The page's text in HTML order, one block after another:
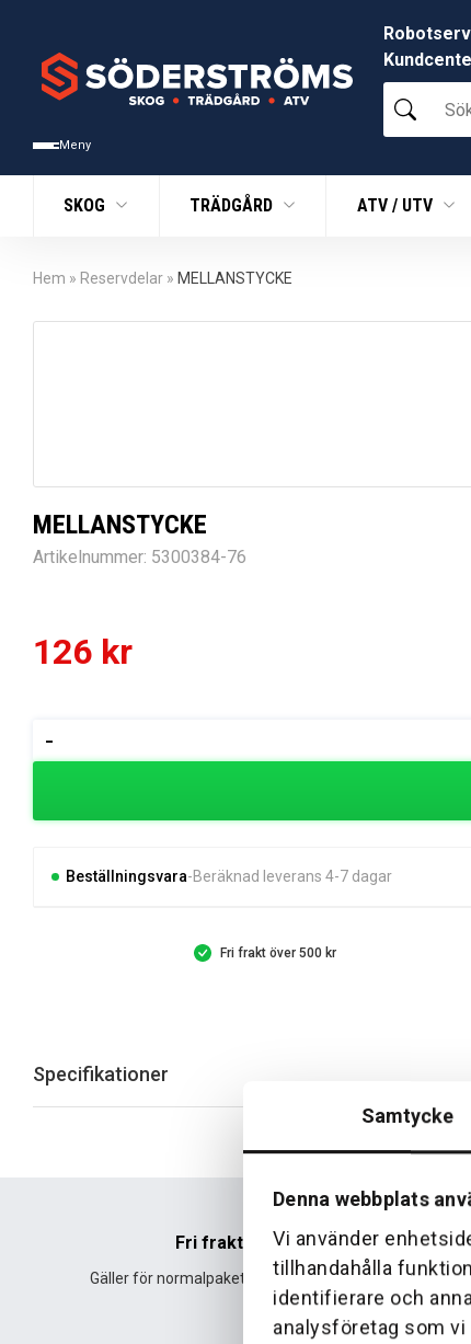
Samtycke
Denna webbplats
Vi använder
tillhandahålla
identifierare och
analysföretag som
Meny
Sök
bland
produkter
SKOG TRÄDGÅRD ATV / UTV
Hem » Reservdelar » MELLANSTYCKE
MELLANSTYCKE
Artikelnummer: 5300384-76
126 kr
-
mängd
Beställningsvara Beräknad leverans 4-7 dagar
Fri frakt över 500 kr
Specifikationer
Fri frakt
Gäller för normalpaket över 500 kr.